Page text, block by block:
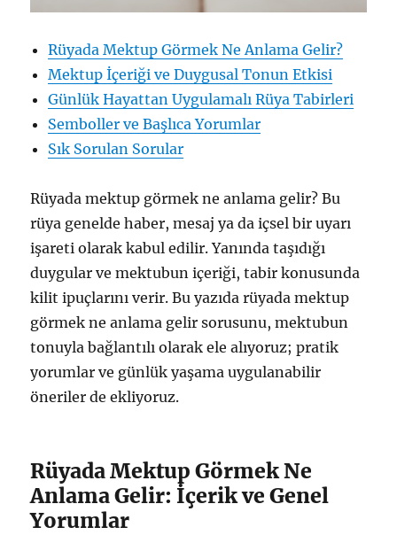
Rüyada Mektup Görmek Ne Anlama Gelir?
Mektup İçeriği ve Duygusal Tonun Etkisi
Günlük Hayattan Uygulamalı Rüya Tabirleri
Semboller ve Başlıca Yorumlar
Sık Sorulan Sorular
Rüyada mektup görmek ne anlama gelir? Bu
rüya genelde haber, mesaj ya da içsel bir uyarı
işareti olarak kabul edilir. Yanında taşıdığı
duygular ve mektubun içeriği, tabir konusunda
kilit ipuçlarını verir. Bu yazıda rüyada mektup
görmek ne anlama gelir sorusunu, mektubun
tonuyla bağlantılı olarak ele alıyoruz; pratik
yorumlar ve günlük yaşama uygulanabilir
öneriler de ekliyoruz.
Rüyada Mektup Görmek Ne
Anlama Gelir: İçerik ve Genel
Yorumlar